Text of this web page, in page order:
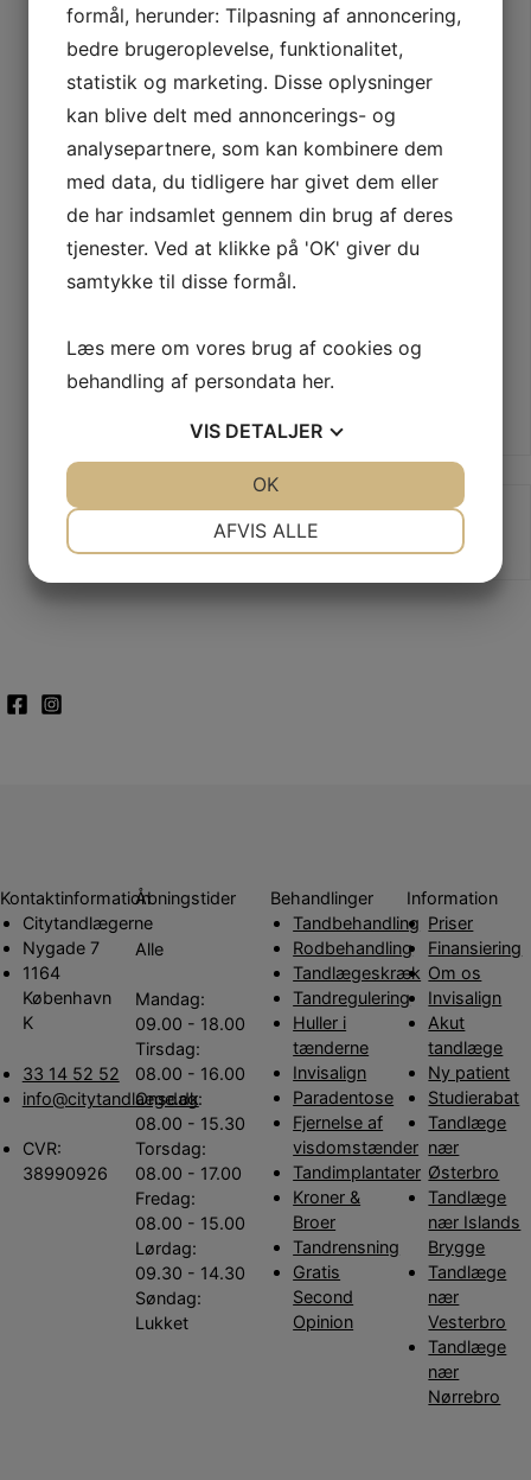
behandling hos os.
Fleksibel betalingsordning
Som medlem af Sundhed+ får
du adgang til en attraktiv
betalingsordning, så du let kan
dele betalingen for din
behandling op i mindre bidder.
Du bestemmer selv, hvor meget
du vil betale og du kan vælge at
Kontaktinformation
Citytandlægerne
Nygade 7
1164
København
K
33 14 52 52
info@citytandlaege.dk
CVR:
38990926
Åbningstider
Alle
Mandag:
09.00 - 18.00
Tirsdag:
08.00 - 16.00
Onsdag:
08.00 - 15.30
Torsdag:
08.00 - 17.00
Fredag:
08.00 - 15.00
Lørdag:
09.30 - 14.30
Søndag:
Lukket
Behandlinger
Tandbehandling
Rodbehandling
Tandlægeskræk
Tandregulering
Huller i
tænderne
Invisalign
Paradentose
Fjernelse af
visdomstænder
Tandimplantater
Kroner &
Broer
Tandrensning
Gratis
Second
Opinion
Information
Priser
Finansiering
Om os
Invisalign
Akut
tandlæge
Ny patient
Studierabat
Tandlæge
nær
Østerbro
Tandlæge
nær Islands
Brygge
Tandlæge
nær
Vesterbro
Tandlæge
nær
Nørrebro
formål, herunder: Tilpasning af annoncering,
bedre brugeroplevelse, funktionalitet,
statistik og marketing. Disse oplysninger
kan blive delt med annoncerings- og
analysepartnere, som kan kombinere dem
med data, du tidligere har givet dem eller
de har indsamlet gennem din brug af deres
tjenester. Ved at klikke på 'OK' giver du
samtykke til disse formål.
Læs mere om vores brug af cookies og
behandling af persondata her.
VIS DETALJER
AFVIS ALLE
OK